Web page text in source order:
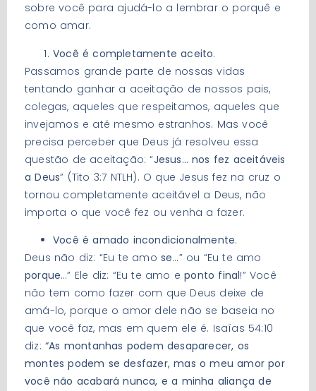
sobre você para ajudá-lo a lembrar o porquê e
como amar.
Você é completamente aceito.
Passamos grande parte de nossas vidas
tentando ganhar a aceitação de nossos pais,
colegas, aqueles que respeitamos, aqueles que
invejamos e até mesmo estranhos. Mas você
precisa perceber que Deus já resolveu essa
questão de aceitação: “Jesus… nos fez aceitáveis
a Deus” (Tito 3:7 NTLH). O que Jesus fez na cruz o
tornou completamente aceitável a Deus, não
importa o que você fez ou venha a fazer.
Você é amado incondicionalmente.
Deus não diz: “Eu te amo se…” ou “Eu te amo
porque…” Ele diz: “Eu te amo eponto final!” Você
não tem como fazer com que Deus deixe de
amá-lo, porque o amor dele não se baseia no
que você faz, mas em quem ele é. Isaías 54:10
diz: “As montanhas podem desaparecer, os
montes podem se desfazer, mas o meu amor por
você não acabará nunca, e a minha aliança de